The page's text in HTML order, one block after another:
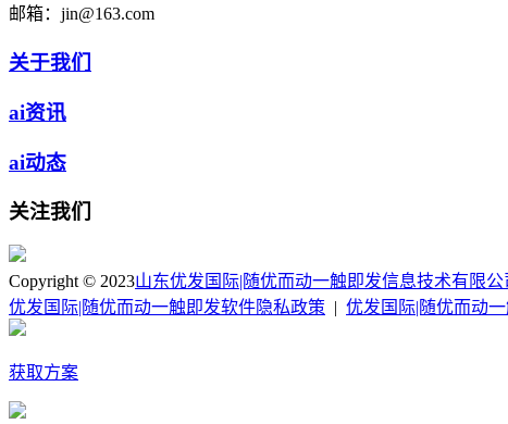
邮箱： jin@163.com
关于我们
ai资讯
ai动态
关注我们
Copyright © 2023山东优发国际|随优而动一触即发信息技术有限公
优发国际|随优而动一触即发软件隐私政策 | 优发国际|随优而动
获取方案